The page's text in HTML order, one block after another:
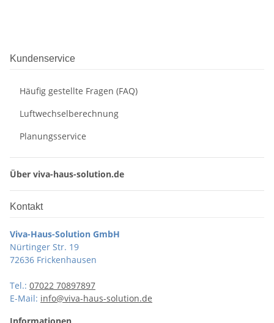
Kundenservice
Häufig gestellte Fragen (FAQ)
Luftwechselberechnung
Planungsservice
Über viva-haus-solution.de
Kontakt
Viva-Haus-Solution GmbH
Nürtinger Str. 19
72636 Frickenhausen
Tel.: 07022 70897897
E-Mail: info@viva-haus-solution.de